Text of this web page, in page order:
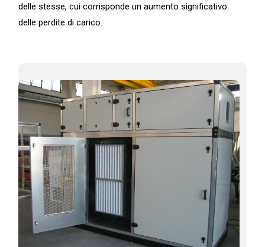
delle stesse, cui corrisponde un aumento significativo
delle perdite di carico.